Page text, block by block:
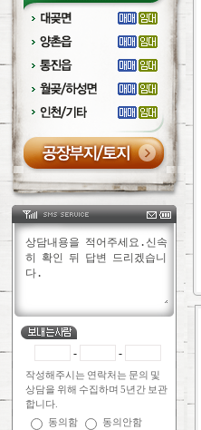
- -
작성해주시는 연락처는 문의 및
상담을 위해 수집하며 5년간 보관
합니다.
동의함
동의안함